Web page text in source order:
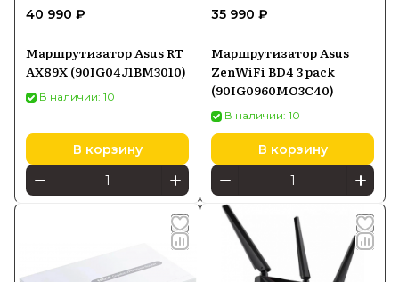
40 990 ₽
Маршрутизатор Asus RT
AX89X (90IG04J1BM3010)
В наличии: 10
В корзину
35 990 ₽
Маршрутизатор Asus
ZenWiFi BD4 3 pack
(90IG0960MO3C40)
В наличии: 10
В корзину